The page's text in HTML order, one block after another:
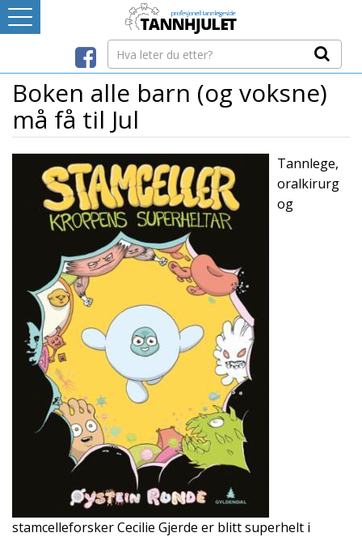
LEVERANDØRREGISTER
TANNBLOGGEN
MEDIA-INFO
INTERNETT-RESSURSER
Avtaleboken
Ditt Tannhjul
Boken alle barn (og voksne)
må få til Jul
Tannlege,
oralkirurg
og
stamcelleforsker Cecilie Gjerde er blitt superhelt i
Logg inn
Mistet ditt passord?